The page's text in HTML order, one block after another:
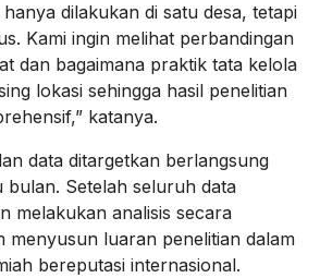
hanya dilakukan di satu desa, tetapi
Kami ingin melihat perbandingan
dan bagaimana praktik tata kelola
lokasi sehingga hasil penelitian
katanya.
data ditargetkan berlangsung
bulan. Setelah seluruh data
melakukan analisis secara
menyusun luaran penelitian dalam
bereputasi internasional.